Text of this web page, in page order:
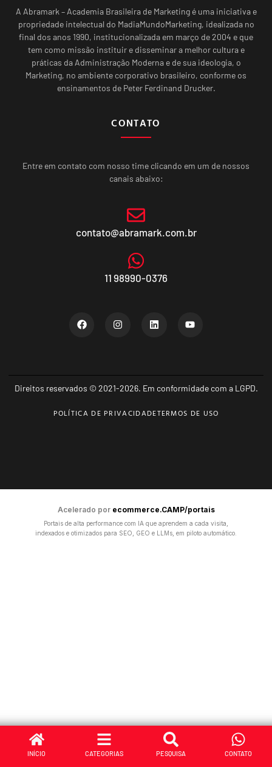
INÍCIO CATEGORIAS PESQUISA CONTATO
A Abramark – Academia Brasileira de Marketing é uma iniciativa e
propriedade intelectual do MadiaMundoMarketing, idealizada no
final dos anos 1990, institucionalizada em março de 2004 e que
tem como missão instituir e disseminar a melhor cultura e
práticas da Administração Moderna e de sua ideologia, o
Marketing, no ambiente corporativo brasileiro, conforme os
ensinamentos de Peter Ferdinand Drucker.
CONTATO
Entre em contato com nosso time clicando em um de nossos
canais abaixo:
contato@abramark.com.br
11 98990-0376
Direitos reservados © 2021-2026. Em conformidade com a LGPD.
POLÍTICA DE PRIVACIDADETERMOS DE USO
Acelerado por ecommerce.CAMP/portais
Portais de alta performance com IA que aprendem a cada visita,
indexados e otimizados para SEO, GEO e LLMs, em piloto automático.